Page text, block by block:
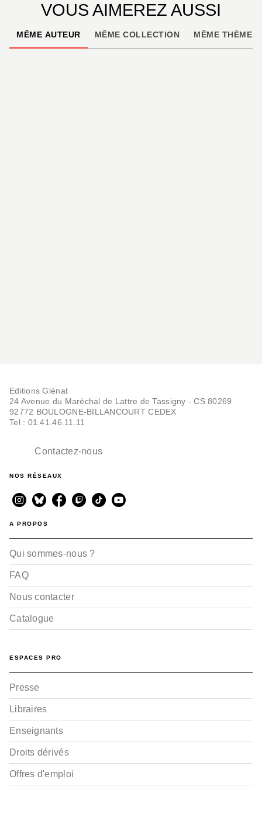
VOUS AIMEREZ AUSSI
MÊME AUTEUR MÊME COLLECTION MÊME THÈME
Editions Glénat
24 Avenue du Maréchal de Lattre de Tassigny - CS 80269
92772 BOULOGNE-BILLANCOURT CEDEX
Tel : 01.41.46.11.11
Contactez-nous
NOS RÉSEAUX
A PROPOS
Qui sommes-nous ?
FAQ
Nous contacter
Catalogue
ESPACES PRO
Presse
Libraires
Enseignants
Droits dérivés
Offres d'emploi